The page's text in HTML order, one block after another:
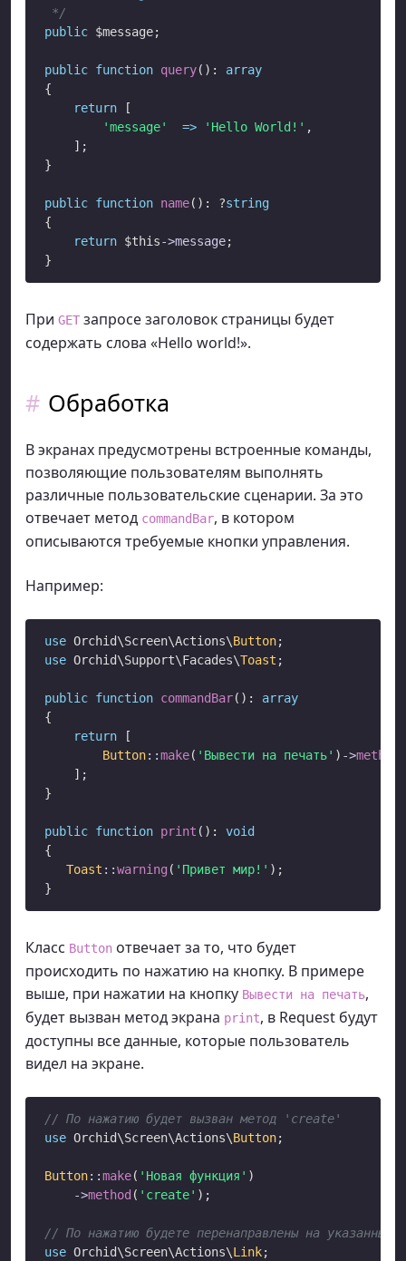
*/
public $message;
public function query(): array
{
return [
'message'
=> 'Hello World!' ,
    ];
}
public function name(): ?string
{
return $this->message;
При GET запросе заголовок страницы будет
содержать слова «Hello world!».
Обработка
В экранах предусмотрены встроенные команды,
позволяющие пользователям выполнять
различные пользовательские сценарии. За это
отвечает метод commandBar, в котором
описываются требуемые кнопки управления.
Например:
use Orchid\Screen\Actions\Button
use Orchid\Support\Facades\Toast ;
public function commandBar(): array
{
return [
Button::make( 'Вывести на печать' ) ->method
    ];
}
public function print (): void
{
Toast ::warning ( 'Привет мир!' );
Класс Button отвечает за то, что будет
происходить по нажатию на кнопку. В примере
выше, при нажатии на кнопку Вывести на печать,
будет вызван метод экрана print, в Request будут
доступны все данные, которые пользователь
видел на экране.
// По нажатию будет вызван метод 'create'
use Orchid\Screen\Actions\Button;
Button::make( 'Новая функция' )
->method ( 'create' );
// По нажатию будете перенаправлены на указанный
use Orchid\Screen\Actions\Link;